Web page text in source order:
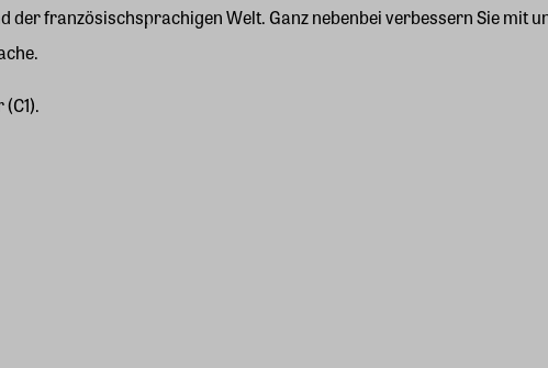
französischsprachigen Welt. Ganz nebenbei verbessern Sie mit